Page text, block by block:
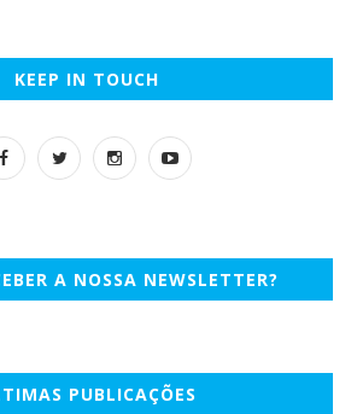
KEEP IN TOUCH
A NOSSA NEWSLETTER?
PUBLICAÇÕES